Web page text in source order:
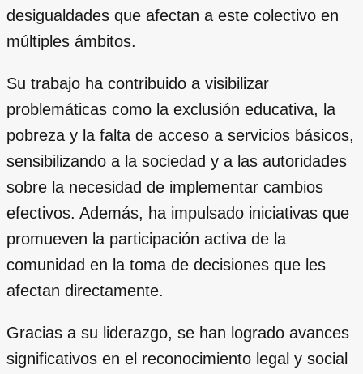
desigualdades que afectan a este colectivo en
múltiples ámbitos.
Su trabajo ha contribuido a visibilizar
problemáticas como la exclusión educativa, la
pobreza y la falta de acceso a servicios básicos,
sensibilizando a la sociedad y a las autoridades
sobre la necesidad de implementar cambios
efectivos. Además, ha impulsado iniciativas que
promueven la participación activa de la
comunidad en la toma de decisiones que les
afectan directamente.
Gracias a su liderazgo, se han logrado avances
significativos en el reconocimiento legal y social